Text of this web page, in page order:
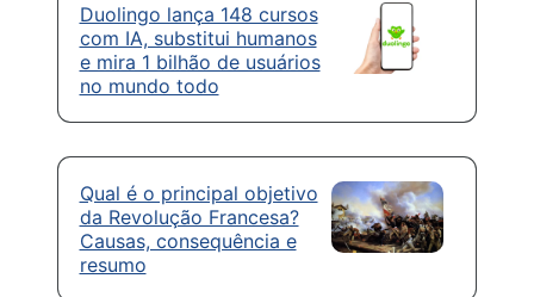
Duolingo lança 148 cursos
com IA, substitui humanos
e mira 1 bilhão de usuários
no mundo todo
Qual é o principal objetivo
da Revolução Francesa?
Causas, consequência e
resumo